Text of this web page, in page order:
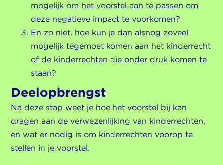
mogelijk om het voorstel aan te passen om
deze negatieve impact te voorkomen?
En zo niet, hoe kun je dan alsnog zoveel
mogelijk tegemoet komen aan het kinderrecht
of de kinderrechten die onder druk komen te
staan?
Deelopbrengst
Na deze stap weet je hoe het voorstel bij kan
dragen aan de verwezenlijking van kinderrechten,
en wat er nodig is om kinderrechten voorop te
stellen in je voorstel.